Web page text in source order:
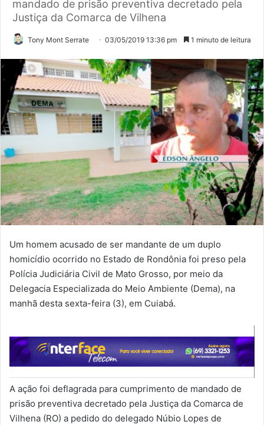
mandado de prisão preventiva decretado pela
Justiça da Comarca de Vilhena
Tony Mont Serrate 03/05/2019 13:36 pm 1 minuto de leitura
Um homem acusado de ser mandante de um duplo
homicídio ocorrido no Estado de Rondônia foi preso pela
Polícia Judiciária Civil de Mato Grosso, por meio da
Delegacia Especializada do Meio Ambiente (Dema), na
manhã desta sexta-feira (3), em Cuiabá.
A ação foi deflagrada para cumprimento de mandado de
prisão preventiva decretado pela Justiça da Comarca de
Vilhena (RO) a pedido do delegado Núbio Lopes de